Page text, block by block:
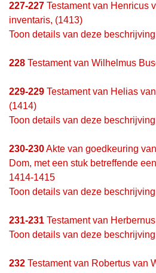
227-227 Testament van Henricus
inventaris, (1413)
Toon details van deze beschrijving
228 Testament van Wilhelmus
229-229 Testament van Helias
(1414)
Toon details van deze beschrijving
230-230Akte van goedkeuring
Dom, met een stuk betreffende
1414-1415
Toon details van deze beschrijving
231-231 Testament van
Toon details van deze beschrijving
232 Testament van Robertus van